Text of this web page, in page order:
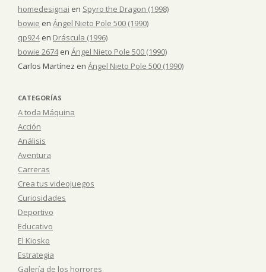
homedesignai en Spyro the Dragon (1998)
bowie en Ángel Nieto Pole 500 (1990)
qp924en Dráscula (1996)
bowie 2674en Ángel Nieto Pole 500 (1990)
Carlos Martínez en Ángel Nieto Pole 500 (1990)
CATEGORÍAS
A toda Máquina
Acción
Análisis
Aventura
Carreras
Crea tus videojuegos
Curiosidades
Deportivo
Educativo
El Kiosko
Estrategia
Galería de los horrores